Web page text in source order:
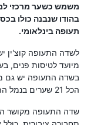
משמש כשער מרכזי
בהודו שנבנה כולו
תעופה בינלאומי.
בשדה התעופה יש גם
הכל 21 שערים בנמל התעופה, כאשר 12 בטרמינל 1 ו-9 בטרמינל 2.
שדה התעופה מקושר